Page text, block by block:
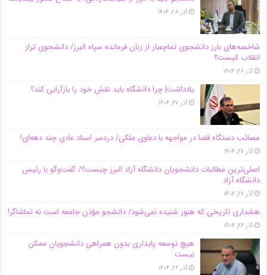
آذر ۲۸, ۱۴۰۴
شاخصه‌های بارز دانشجوی تمام‌عیار از زبان فرمانده سپاه البرز/ دانشجوی تراز
انقلاب کیست؟
آذر ۲۸, ۱۴۰۴
یادداشت| چرا دانشگاه باید نقش خود را بازآرایی کند؟
آذر ۲۷, ۱۴۰۴
مصائب دستگاه قضا در مواجهه با دعاوی ملکی/ دردسر اسناد عادی چند‌ دهه‌ای!
آذر ۲۷, ۱۴۰۴
اصلی‌ترین مطالبات دانشجویان دانشگاه آزاد البرز چیست؟/ گفت‌وگو با رئیس
دانشگاه آز‌اد
آذر ۲۷, ۱۴۰۴
هشداری تاریخی که هنوز شنیده نمی‌شود/ دانشجو مؤذن جامعه است نه تماشاگر!
آذر ۲۶, ۱۴۰۴
هیچ توسعه پایداری بدون همراهی دانشجویان ممکن
نیست
آذر ۲۶, ۱۴۰۴